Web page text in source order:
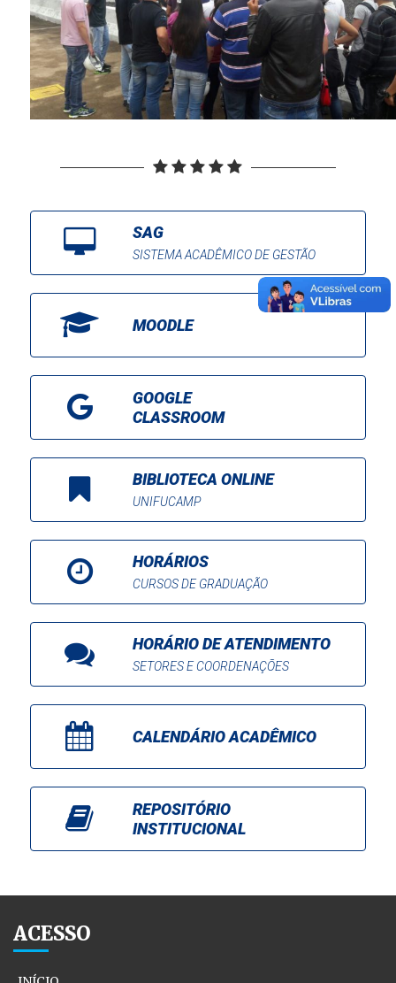
SAG
SISTEMA ACADÊMICO DE GESTÃO
MOODLE
GOOGLE
CLASSROOM
BIBLIOTECA ONLINE
UNIFUCAMP
HORÁRIOS
CURSOS DE GRADUAÇÃO
HORÁRIO DE ATENDIMENTO
SETORES E COORDENAÇÕES
CALENDÁRIO ACADÊMICO
REPOSITÓRIO
INSTITUCIONAL
ACESSO